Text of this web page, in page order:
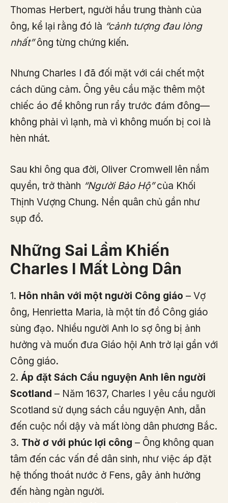
Thomas Herbert, người hầu trung thành của
ông, kể lại rằng đó là “cảnh tượng đau lòng
nhất”ông từng chứng kiến.
Nhưng Charles I đã đối mặt với cái chết một
cách dũng cảm. Ông yêu cầu mặc thêm một
chiếc áo để không run rẩy trước đám đông—
không phải vì lạnh, mà vì không muốn bị coi là
hèn nhát.
Sau khi ông qua đời, Oliver Cromwell lên nắm
quyền, trở thành “Người Bảo Hộ”của Khối
Thịnh Vượng Chung. Nền quân chủ gần như
sụp đổ.
Những Sai Lầm Khiến
Charles I Mất Lòng Dân
1. Hôn nhân với một người Công giáo – Vợ
ông, Henrietta Maria, là một tín đồ Công giáo
sùng đạo. Nhiều người Anh lo sợ ông bị ảnh
hưởng và muốn đưa Giáo hội Anh trở lại gần với
Công giáo.
2. Áp đặt Sách Cầu nguyện Anh lên người
Scotland – Năm 1637, Charles I yêu cầu người
Scotland sử dụng sách cầu nguyện Anh, dẫn
đến cuộc nổi dậy và mất lòng dân phương Bắc.
3. Thờ ơ với phúc lợi công – Ông không quan
tâm đến các vấn đề dân sinh, như việc áp đặt
hệ thống thoát nước ở Fens, gây ảnh hưởng
đến hàng ngàn người.